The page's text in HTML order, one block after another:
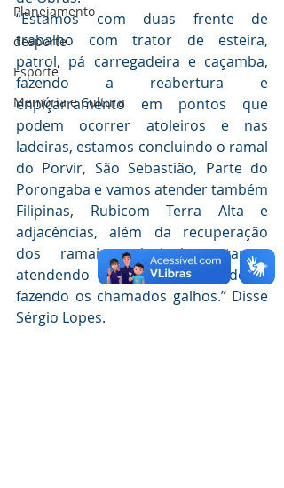
Planejamento
desporte
Esporte
Memória e Cultura
“Estamos com duas frente de
trabalho com trator de esteira,
patrol, pá carregadeira e caçamba,
fazendo a reabertura e
enpiçarramento em pontos que
podem ocorrer atoleiros e nas
ladeiras, estamos concluindo o ramal
do Porvir, São Sebastião, Parte do
Porongaba e vamos atender também
Filipinas, Rubicom Terra Alta e
adjacências, além da recuperação
dos ramais principais estamos
atendendo todos os moradores
fazendo os chamados galhos.” Disse
Sérgio Lopes.